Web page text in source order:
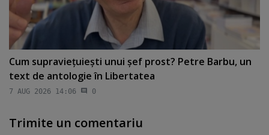
Cum supravieţuieşti unui şef prost? Petre Barbu, un
text de antologie în Libertatea
7 AUG 2026 14:06 0
Trimite un comentariu